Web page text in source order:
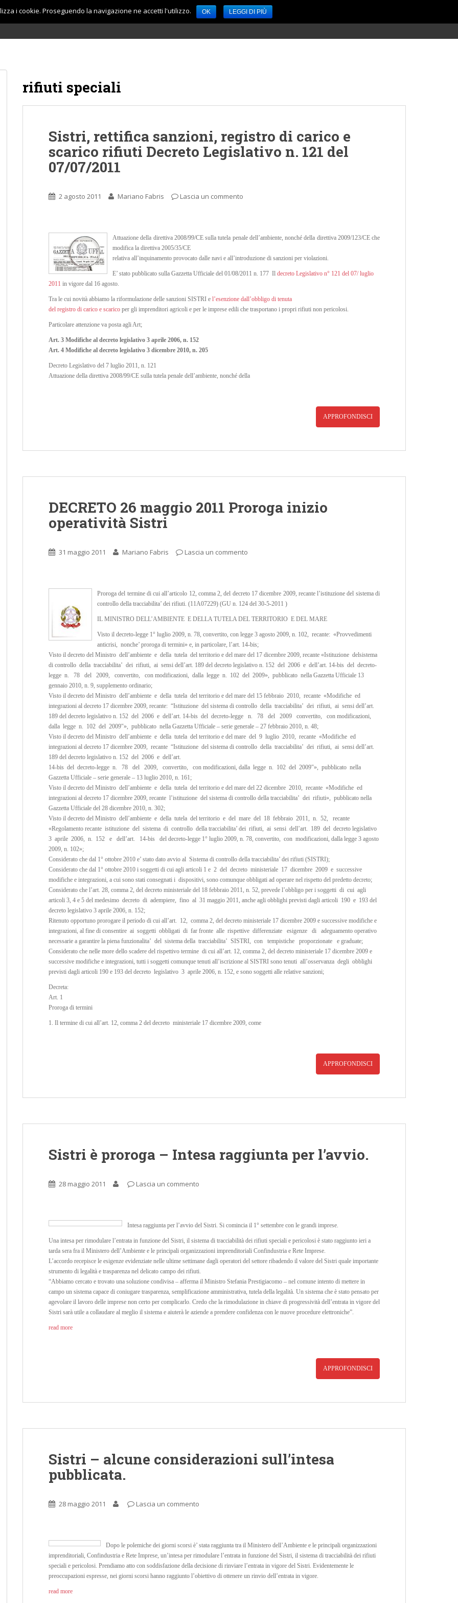
HOME SERVIZI
rifiuti speciali
Sistri, rettifica sanzioni, registro di carico e
scarico rifiuti Decreto Legislativo n. 121 del
07/07/2011
2 agosto 2011 Mariano Fabris Lascia un commento
Attuazione della direttiva 2008/99/CE sulla tutela penale dell’ambiente, nonché della direttiva 2009/123/CE che
modifica la direttiva 2005/35/CE
relativa all’inquinamento provocato dalle navi e all’introduzione di sanzioni per violazioni.
E’ stato pubblicato sulla Gazzetta Ufficiale del 01/08/2011 n. 177 Il decreto Legislativo n° 121 del 07/ luglio
2011 in vigore dal 16 agosto.
Tra le cui novità abbiamo la riformulazione delle sanzioni SISTRI e l’esenzione dall’obbligo di tenuta
del registro di carico e scarico per gli imprenditori agricoli e per le imprese edili che trasportano i propri rifiuti non pericolosi.
Particolare attenzione va posta agli Art;
Art. 3 Modifiche al decreto legislativo 3 aprile 2006, n. 152
Art. 4 Modifiche al decreto legislativo 3 dicembre 2010, n. 205
Decreto Legislativo del 7 luglio 2011, n. 121
Attuazione della direttiva 2008/99/CE sulla tutela penale dell’ambiente, nonché della
APPROFONDISCI
DECRETO 26 maggio 2011 Proroga inizio
operatività Sistri
31 maggio 2011 Mariano Fabris Lascia un commento
Proroga del termine di cui all’articolo 12, comma 2, del decreto 17 dicembre 2009, recante l’istituzione del sistema di
controllo della tracciabilita’ dei rifiuti. (11A07229) (GU n. 124 del 30-5-2011 )
IL MINISTRO DELL’AMBIENTE E DELLA TUTELA DEL TERRITORIO E DEL MARE
Visto il decreto-legge 1° luglio 2009, n. 78, convertito, con legge 3 agosto 2009, n. 102, recante: «Provvedimenti
anticrisi, nonche’ proroga di termini» e, in particolare, l’art. 14-bis;
Visto il decreto del Ministro dell’ambiente e della tutela del territorio e del mare del 17 dicembre 2009, recante «Istituzione delsistema
di controllo della tracciabilita’ dei rifiuti, ai sensi dell’art. 189 del decreto legislativo n. 152 del 2006 e dell’art. 14-bis del decreto-
legge n. 78 del 2009, convertito, con modificazioni, dalla legge n. 102 del 2009», pubblicato nella Gazzetta Ufficiale 13
gennaio 2010, n. 9, supplemento ordinario;
Visto il decreto del Ministro dell’ambiente e della tutela del territorio e del mare del 15 febbraio 2010, recante «Modifiche ed
integrazioni al decreto 17 dicembre 2009, recante: “Istituzione del sistema di controllo della tracciabilita’ dei rifiuti, ai sensi dell’art.
189 del decreto legislativo n. 152 del 2006 e dell’art. 14-bis del decreto-legge n. 78 del 2009 convertito, con modificazioni,
dalla legge n. 102 del 2009″», pubblicato nella Gazzetta Ufficiale – serie generale – 27 febbraio 2010, n. 48;
Visto il decreto del Ministro dell’ambiente e della tutela del territorio e del mare del 9 luglio 2010, recante «Modifiche ed
integrazioni al decreto 17 dicembre 2009, recante “Istituzione del sistema di controllo della tracciabilita’ dei rifiuti, ai sensi dell’art.
189 del decreto legislativo n. 152 del 2006 e dell’art.
14-bis del decreto-legge n. 78 del 2009, convertito, con modificazioni, dalla legge n. 102 del 2009″», pubblicato nella
Gazzetta Ufficiale – serie generale – 13 luglio 2010, n. 161;
Visto il decreto del Ministro dell’ambiente e della tutela del territorio e del mare del 22 dicembre 2010, recante «Modifiche ed
integrazioni al decreto 17 dicembre 2009, recante l’istituzione del sistema di controllo della tracciabilita’ dei rifiuti», pubblicato nella
Gazzetta Ufficiale del 28 dicembre 2010, n. 302;
Visto il decreto del Ministro dell’ambiente e della tutela del territorio e del mare del 18 febbraio 2011, n. 52, recante
«Regolamento recante istituzione del sistema di controllo della tracciabilita’ dei rifiuti, ai sensi dell’art. 189 del decreto legislativo
3 aprile 2006, n. 152 e dell’art. 14-bis del decreto-legge 1° luglio 2009, n. 78, convertito, con modificazioni, dalla legge 3 agosto
2009, n. 102»;
Considerato che dal 1° ottobre 2010 e’ stato dato avvio al Sistema di controllo della tracciabilita’ dei rifiuti (SISTRI);
Considerato che dal 1° ottobre 2010 i soggetti di cui agli articoli 1 e 2 del decreto ministeriale 17 dicembre 2009 e successive
modifiche e integrazioni, a cui sono stati consegnati i dispositivi, sono comunque obbligati ad operare nel rispetto del predetto decreto;
Considerato che l’art. 28, comma 2, del decreto ministeriale del 18 febbraio 2011, n. 52, prevede l’obbligo per i soggetti di cui agli
articoli 3, 4 e 5 del medesimo decreto di adempiere, fino al 31 maggio 2011, anche agli obblighi previsti dagli articoli 190 e 193 del
decreto legislativo 3 aprile 2006, n. 152;
Ritenuto opportuno prorogare il periodo di cui all’art. 12, comma 2, del decreto ministeriale 17 dicembre 2009 e successive modifiche e
integrazioni, al fine di consentire ai soggetti obbligati di far fronte alle rispettive differenziate esigenze di adeguamento operativo
necessarie a garantire la piena funzionalita’ del sistema della tracciabilita’ SISTRI, con tempistiche proporzionate e graduate;
Considerato che nelle more dello scadere del rispettivo termine di cui all’art. 12, comma 2, del decreto ministeriale 17 dicembre 2009 e
successive modifiche e integrazioni, tutti i soggetti comunque tenuti all’iscrizione al SISTRI sono tenuti all’osservanza degli obblighi
previsti dagli articoli 190 e 193 del decreto legislativo 3 aprile 2006, n. 152, e sono soggetti alle relative sanzioni;
Decreta:
Art. 1
Proroga di termini
1. Il termine di cui all’art. 12, comma 2 del decreto ministeriale 17 dicembre 2009, come
APPROFONDISCI
Sistri è proroga – Intesa raggiunta per l’avvio.
28 maggio 2011 Lascia un commento
Intesa raggiunta per l’avvio del Sistri. Si comincia il 1° settembre con le grandi imprese.
Una intesa per rimodulare l’entrata in funzione del Sistri, il sistema di tracciabilità dei rifiuti speciali e pericolosi è stato raggiunto ieri a
tarda sera fra il Ministero dell’Ambiente e le principali organizzazioni imprenditoriali Confindustria e Rete Imprese.
L’accordo recepisce le esigenze evidenziate nelle ultime settimane dagli operatori del settore ribadendo il valore del Sistri quale importante
strumento di legalità e trasparenza nel delicato campo dei rifiuti.
“Abbiamo cercato e trovato una soluzione condivisa – afferma il Ministro Stefania Prestigiacomo – nel comune intento di mettere in
campo un sistema capace di coniugare trasparenza, semplificazione amministrativa, tutela della legalità. Un sistema che è stato pensato per
agevolare il lavoro delle imprese non certo per complicarlo. Credo che la rimodulazione in chiave di progressività dell’entrata in vigore del
Sistri sarà utile a collaudare al meglio il sistema e aiuterà le aziende a prendere confidenza con le nuove procedure elettroniche”.
read more
APPROFONDISCI
Sistri – alcune considerazioni sull’intesa
pubblicata.
28 maggio 2011 Lascia un commento
Dopo le polemiche dei giorni scorsi è’ stata raggiunta tra il Ministero dell’Ambiente e le principali organizzazioni
imprenditoriali, Confindustria e Rete Imprese, un’intesa per rimodulare l’entrata in funzione del Sistri, il sistema di tracciabilità dei rifiuti
speciali e pericolosi. Prendiamo atto con soddisfazione della decisione di rinviare l’entrata in vigore del Sistri. Evidentemente le
preoccupazioni espresse, nei giorni scorsi hanno raggiunto l’obiettivo di ottenere un rinvio dell’entrata in vigore.
read more
i cookie. Proseguendo la navigazione ne accetti l'utilizzo. OK LEGGI DI PIÙ